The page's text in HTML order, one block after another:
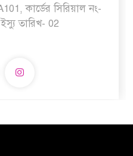
কার্ডের সিরিয়াল নং-
তারিখ- 02